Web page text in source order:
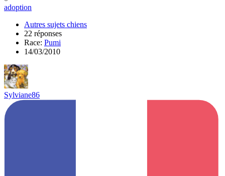
adoption
Autres sujets chiens
22 réponses
Race: Pumi
14/03/2010
Sylviane86